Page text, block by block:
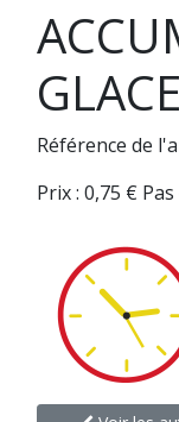
GLACE
Référence de
Prix : 0,75 €